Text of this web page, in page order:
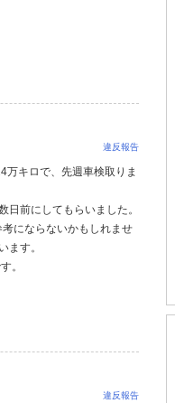
違反報告
キロで、先週車検取りま
前にしてもらいました。
にならないかもしれませ
ます。
。
違反報告